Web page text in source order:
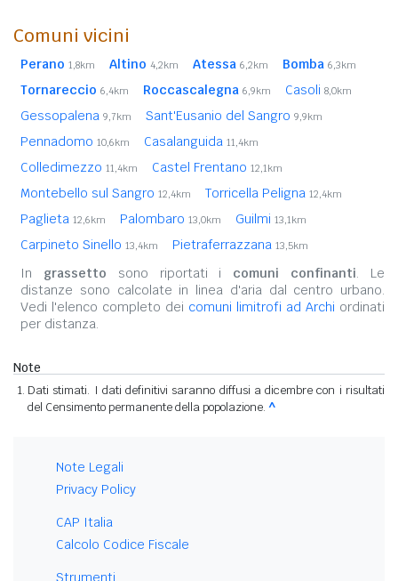
Comuni vicini
Perano 1,8km Altino 4,2km Atessa 6,2km Bomba 6,3km
Tornareccio 6,4km Roccascalegna 6,9km Casoli 8,0km
Gessopalena 9,7km Sant'Eusanio del Sangro 9,9km
Pennadomo 10,6km Casalanguida 11,4km
Colledimezzo 11,4km Castel Frentano 12,1km
Montebello sul Sangro 12,4km Torricella Peligna 12,4km
Paglieta 12,6km Palombaro 13,0km Guilmi 13,1km
Carpineto Sinello 13,4km Pietraferrazzana 13,5km
In grassetto sono riportati i comuni confinanti. Le
distanze sono calcolate in linea d'aria dal centro urbano.
Vedi l'elenco completo dei comuni limitrofi ad Archi ordinati
per distanza.
Note
Dati stimati. I dati definitivi saranno diffusi a dicembre con i risultati
del Censimento permanente della popolazione. ^
Note Legali
Privacy Policy
CAP Italia
Calcolo Codice Fiscale
Strumenti